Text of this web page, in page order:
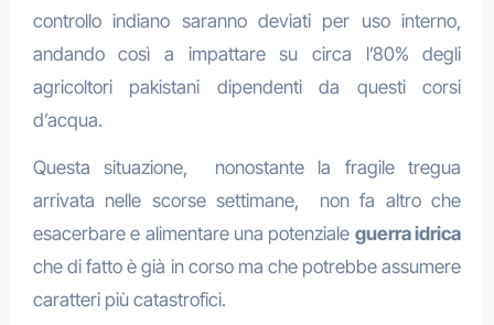
controllo indiano saranno deviati per uso interno,
andando così a impattare su circa l’80% degli
agricoltori pakistani dipendenti da questi corsi
d’acqua.
Questa situazione, nonostante la fragile tregua
arrivata nelle scorse settimane, non fa altro che
esacerbare e alimentare una potenziale guerra idrica
che di fatto è già in corso ma che potrebbe assumere
caratteri più catastrofici.